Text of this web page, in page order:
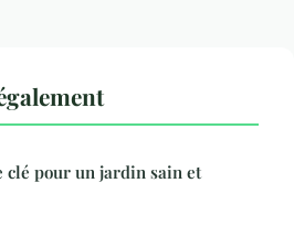
clé pour un jardin sain et